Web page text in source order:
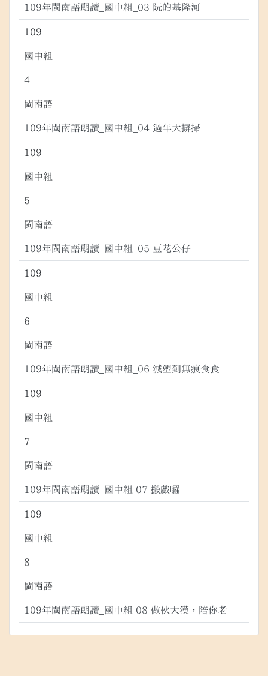
109年閩南語朗讀_國中組_03 阮的基隆河
109
國中組
4
閩南語
109年閩南語朗讀_國中組_04 過年大摒掃
109
國中組
5
閩南語
109年閩南語朗讀_國中組_05 豆花公仔
109
國中組
6
閩南語
109年閩南語朗讀_國中組_06 減塑到無痕食食
109
國中組
7
閩南語
109年閩南語朗讀_國中組 07 搬戲囉
109
國中組
8
閩南語
109年閩南語朗讀_國中組 08 做伙大漢，陪你老